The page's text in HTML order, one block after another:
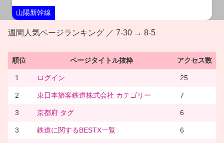
山陽新幹線
週間人気ページランキング ／ 7-30 → 8-5
順位 ページタイトル抜粋 アクセス数
1 ログイン 25
2 東日本旅客鉄道株式会社 カテゴリー 7
3 京都府 タグ 6
3 鉄道に関するBESTX一覧 6